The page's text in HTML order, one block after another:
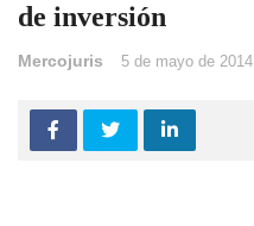
de inversión
Mercojuris 5 de mayo de 2014